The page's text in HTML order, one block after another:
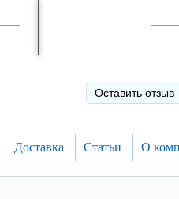
Оставить отзыв
Доставка Статьи О